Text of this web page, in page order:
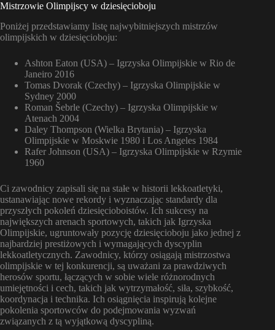
Mistrzowie Olimpijscy w dziesięcioboju
Poniżej przedstawiamy listę najwybitniejszych mistrzów
olimpijskich w dziesięcioboju:
Ashton Eaton (USA) – Igrzyska Olimpijskie w Rio de
Janeiro 2016
Tomas Dvorak (Czechy) – Igrzyska Olimpijskie w
Sydney 2000
Roman Šebrle (Czechy) – Igrzyska Olimpijskie w
Atenach 2004
Daley Thompson (Wielka Brytania) – Igrzyska
Olimpijskie w Moskwie 1980 i Los Angeles 1984
Rafer Johnson (USA) – Igrzyska Olimpijskie w Rzymie
1960
Ci zawodnicy zapisali się na stałe w historii lekkoatletyki,
ustanawiając nowe rekordy i wyznaczając standardy dla
przyszłych pokoleń dziesięcioboistów. Ich sukcesy na
największych arenach sportowych, takich jak Igrzyska
Olimpijskie, ugruntowały pozycję dziesięcioboju jako jednej z
najbardziej prestiżowych i wymagających dyscyplin
lekkoatletycznych. Zawodnicy, którzy osiągają mistrzostwa
olimpijskie w tej konkurencji, są uważani za prawdziwych
herosów sportu, łączących w sobie wiele różnorodnych
umiejętności i cech, takich jak wytrzymałość, siła, szybkość,
koordynacja i technika. Ich osiągnięcia inspirują kolejne
pokolenia sportowców do podejmowania wyzwań
związanych z tą wyjątkową dyscypliną.